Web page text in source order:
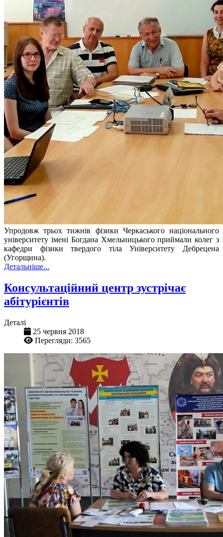
Упродовж трьох тижнів фізики Черкаського національного
університету імені Богдана Хмельницького приймали колег з
кафедри фізики твердого тіла Університету Дебрецена
(Угорщина).
Детальніше...
Консультаційний центр зустрічає
абітурієнтів
Деталі
25 червня 2018
Перегляди: 3565